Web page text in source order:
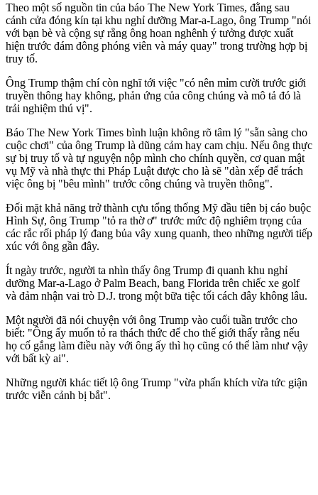
Theo một số nguồn tin của báo The New York Times, đằng sau
cánh cửa đóng kín tại khu nghỉ dưỡng Mar-a-Lago, ông Trump "nói
với bạn bè và cộng sự rằng ông hoan nghênh ý tưởng được xuất
hiện trước đám đông phóng viên và máy quay" trong trường hợp bị
truy tố.
Ông Trump thậm chí còn nghĩ tới việc "có nên mỉm cười trước giới
truyền thông hay không, phản ứng của công chúng và mô tả đó là
trải nghiệm thú vị".
Báo The New York Times bình luận không rõ tâm lý "sẵn sàng cho
cuộc chơi" của ông Trump là dũng cảm hay cam chịu. Nếu ông thực
sự bị truy tố và tự nguyện nộp mình cho chính quyền, cơ quan mật
vụ Mỹ và nhà thực thi Pháp Luật được cho là sẽ "dàn xếp để trách
việc ông bị "bêu mình" trước công chúng và truyền thông".
Đối mặt khả năng trở thành cựu tổng thống Mỹ đầu tiên bị cáo buộc
Hình Sự, ông Trump "tỏ ra thờ ơ" trước mức độ nghiêm trọng của
các rắc rối pháp lý đang bủa vây xung quanh, theo những người tiếp
xúc với ông gần đây.
Ít ngày trước, người ta nhìn thấy ông Trump đi quanh khu nghỉ
dưỡng Mar-a-Lago ở Palm Beach, bang Florida trên chiếc xe golf
và đảm nhận vai trò D.J. trong một bữa tiệc tối cách đây không lâu.
Một người đã nói chuyện với ông Trump vào cuối tuần trước cho
biết: "Ông ấy muốn tỏ ra thách thức để cho thế giới thấy rằng nếu
họ cố gắng làm điều này với ông ấy thì họ cũng có thể làm như vậy
với bất kỳ ai".
Những người khác tiết lộ ông Trump "vừa phấn khích vừa tức giận
trước viễn cảnh bị bắt".